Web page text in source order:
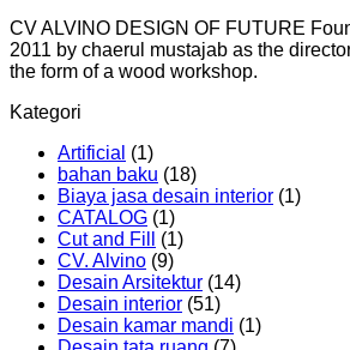
CV ALVINO DESIGN OF FUTURE
2011 by chaerul mustajab as the
the form of a wood workshop.
Kategori
Artificial (1)
bahan baku (18)
Biaya jasa desain interior (1)
CATALOG (1)
Cut and Fill
(1)
CV. Alvino (9)
Desain Arsitektur (14)
Desain interior (51)
Desain kamar mandi (1)